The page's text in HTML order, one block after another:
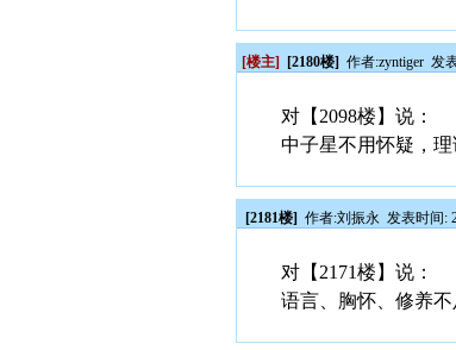
[楼主] [2180楼] 作者:zyntiger 发
对【2098楼】说：
中子星不用怀疑，
[2181楼] 作者:刘振永 发表时间:
对【2171楼】说：
语言、胸怀、修养